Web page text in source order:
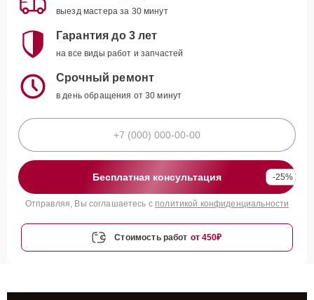
выезд мастера за 30 минут
Гарантия до 3 лет
на все виды работ и запчастей
Срочный ремонт
в день обращения от 30 минут
Бесплатная консультация -25%
Отправляя, Вы соглашаетесь с политикой конфиденциальности
Стоимость работ от 450₽